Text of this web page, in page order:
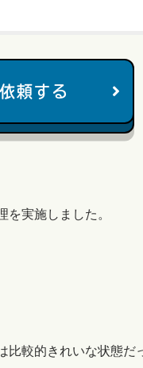
頼する
実施しました。
比較的きれいな状態だ